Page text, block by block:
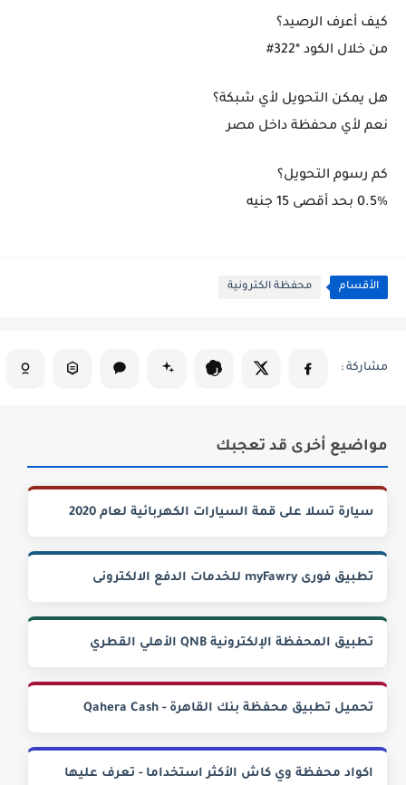
كيف أعرف الرصيد؟
من خلال الكود *322#
هل يمكن التحويل لأي شبكة؟
نعم لأي محفظة داخل مصر
كم رسوم التحويل؟
0.5% بحد أقصى 15 جنيه
الأقسام محفظة الكترونية
مواضيع أخرى قد تعجبك
سيارة تسلا على قمة السيارات الكهربائية لعام 2020
تطبيق فورى myFawry‏ للخدمات الدفع الالكترونى
تطبيق المحفظة الإلكترونية QNB الأهلي القطري
تحميل تطبيق محفظة بنك القاهرة - Qahera Cash‏
اكواد محفظة وي كاش الأكثر استخداما - تعرف عليها